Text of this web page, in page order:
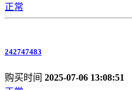
正常
242747483
购买时间 2025-07-06 13:08:51